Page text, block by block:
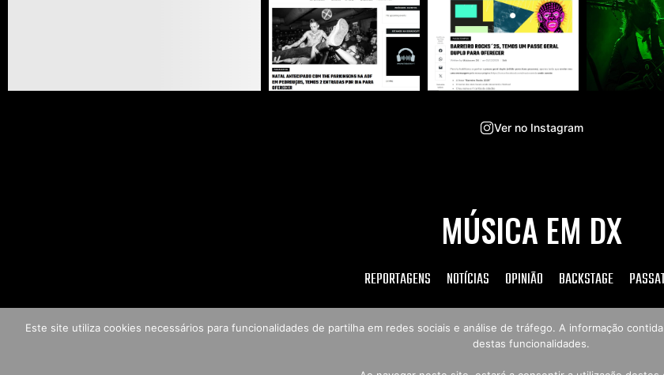
Ver no Instagram
MÚSICA EM DX
REPORTAGENS NOTÍCIAS OPINIÃO BACKSTAGE
Copyright © 2026 Música em DX
Este site utiliza cookies necessários para funcionalidades de partilha em redes sociais e análise de tráfego. A informação
destas funcionalidades.